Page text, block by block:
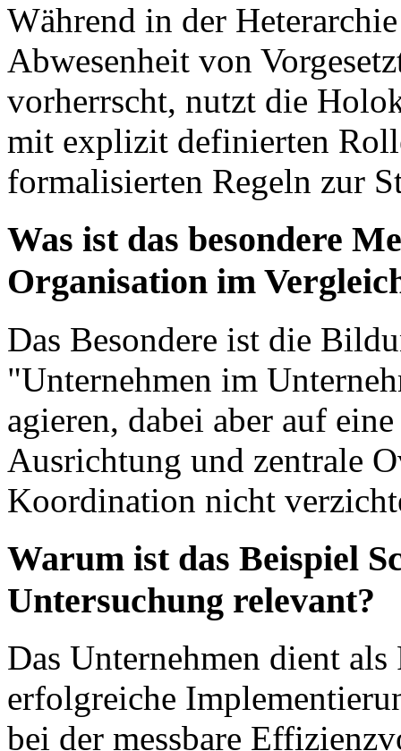
Während in der
Abwesenheit von
vorherrscht, nutzt die
mit explizit definierten
formalisierten Regeln zur
Was ist das besondere
Organisation im
Das Besondere ist die
"Unternehmen im
agieren, dabei aber auf
Ausrichtung und zentrale
Koordination nicht
Warum ist das Beispiel
Untersuchung relevant?
Das Unternehmen dient
erfolgreiche
bei der messbare